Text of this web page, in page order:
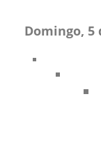
Domingo, 5